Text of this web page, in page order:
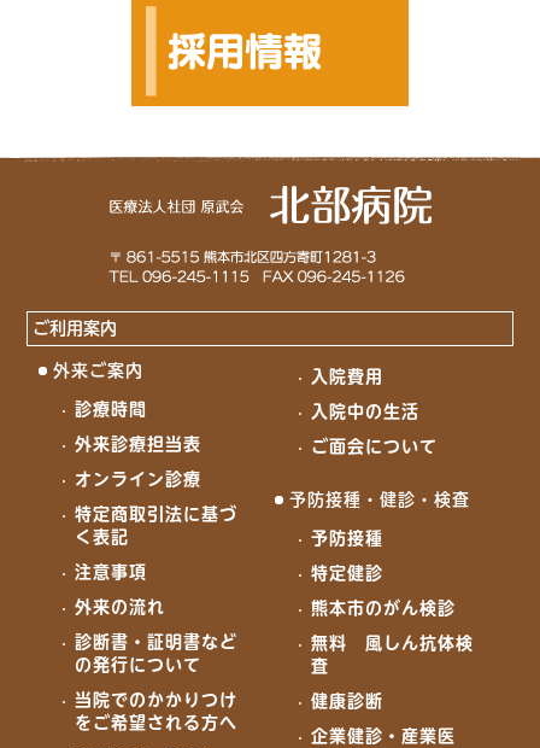
ご利用案内
外来ご案内
診療時間
外来診療担当表
オンライン診療
特定商取引法に基づ
く表記
注意事項
外来の流れ
診断書・証明書など
の発行について
当院でのかかりつけ
をご希望される方へ
入院費用
入院中の生活
ご面会について
予防接種・健診・検査
予防接種
特定健診
熊本市のがん検診
無料 風しん抗体検
査
健康診断
企業健診・産業医